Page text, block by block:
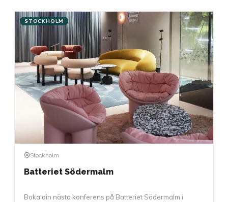
STOCKHOLM
Stockholm
Batteriet Södermalm
Boka din nästa konferens på Batteriet Södermalm i